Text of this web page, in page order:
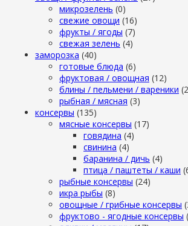
микрозелень (0)
свежие овощи (16)
фрукты / ягоды (7)
свежая зелень (4)
заморозка (40)
готовые блюда (6)
фруктовая / овощная (12)
блины / пельмени / вареники
рыбная / мясная (3)
консервы (135)
мясные консервы (17)
говядина (4)
свинина (4)
баранина / дичь (4)
птица / паштеты / каши
рыбные консервы (24)
икра рыбы (8)
овощные / грибные консервы
фруктово - ягодные консервы